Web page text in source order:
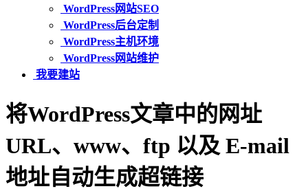
WordPress网站SEO
WordPress后台定制
WordPress主机环境
WordPress网站维护
我要建站
将WordPress文章中的网址
URL、www、ftp 以及 E-mail
地址自动生成超链接